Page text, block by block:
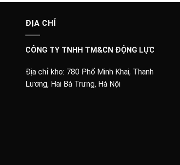
ĐỊA CHỈ
CÔNG TY TNHH TM&CN ĐỘNG LỰC
Địa chỉ kho: 780 Phố Minh Khai, Thanh
Lương, Hai Bà Trưng, Hà Nội